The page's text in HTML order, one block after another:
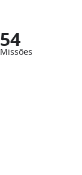
54
Missões